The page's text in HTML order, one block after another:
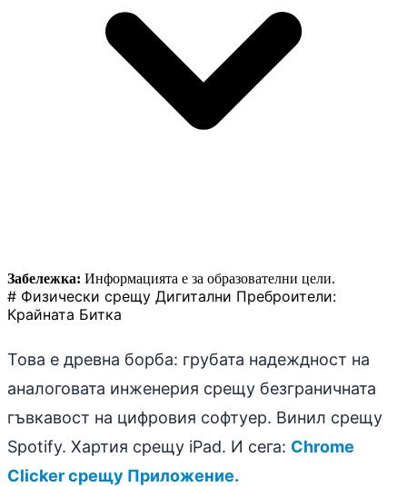
Забележка: Информацията е за образователни цели.
# Физически срещу Дигитални Преброители:
Крайната Битка
Това е древна борба: грубата надеждност на
аналоговата инженерия срещу безграничната
гъвкавост на цифровия софтуер. Винил срещу
Spotify. Хартия срещу iPad. И сега: Chrome
Clicker срещу Приложение.